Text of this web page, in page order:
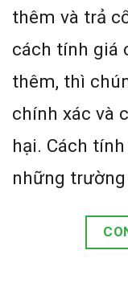
thêm và trả
cách tính giá
thêm, thì
chính xác và
hại. Cách
những trường